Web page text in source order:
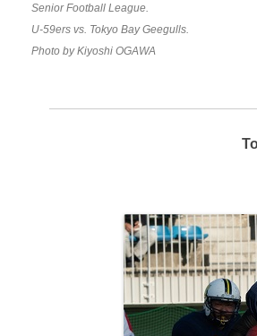
Senior Football League.
U-59ers vs. Tokyo Bay Geegulls.
Photo by Kiyoshi OGAWA